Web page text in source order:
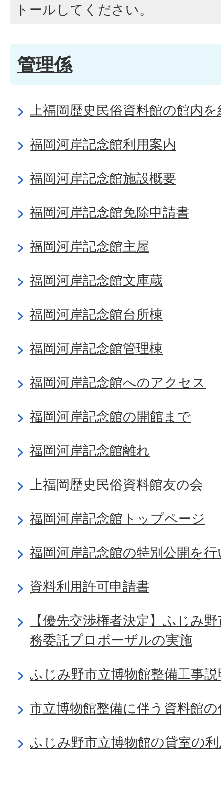
トールしてください。
管理係
上福岡歴史民俗資料館の館内
福岡河岸記念館利用案内
福岡河岸記念館施設概要
福岡河岸記念館免除申請書
福岡河岸記念館主屋
福岡河岸記念館文庫蔵
福岡河岸記念館台所棟
福岡河岸記念館管理棟
福岡河岸記念館へのアクセス
福岡河岸記念館の開館まで
福岡河岸記念館離れ
上福岡歴史民俗資料館友の会
福岡河岸記念館トップページ
福岡河岸記念館の特別公開を
資料利用許可申請書
【優先交渉権者決定】ふじみ
務委託プロポーザルの実施
ふじみ野市立博物館整備工事
市立博物館整備に伴う資料館
ふじみ野市立博物館の貸室の